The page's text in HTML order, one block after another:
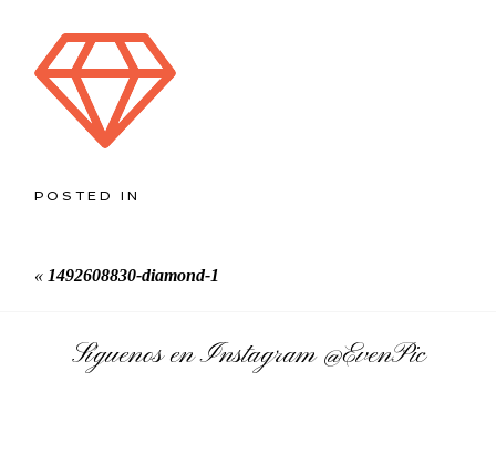
POSTED IN
« 1492608830-diamond-1
Síguenos en Instagram@EvenPic